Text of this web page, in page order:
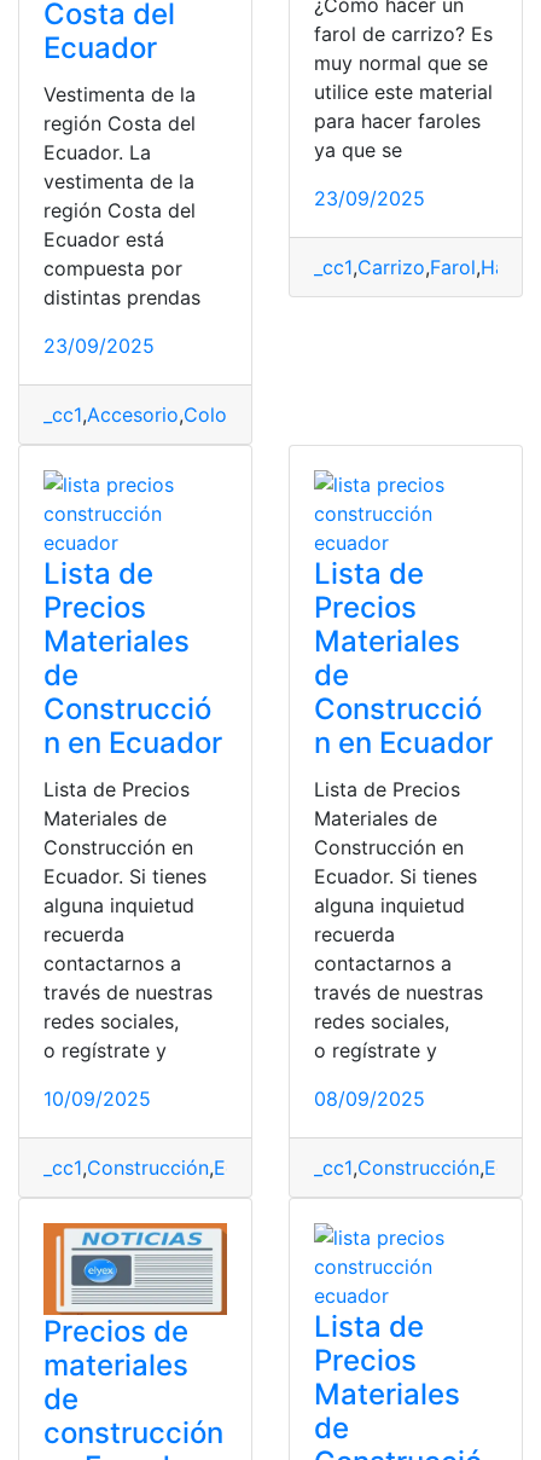
Costa del
Ecuador
Vestimenta de la
región Costa del
Ecuador. La
vestimenta de la
región Costa del
Ecuador está
compuesta por
distintas prendas
23/09/2025
_cc1,Accesorio,Color
farol de carrizo? Es
muy normal que se
utilice este material
para hacer faroles
ya que se
23/09/2025
_cc1,Carrizo,Farol,Hacer
Lista de
Precios
Materiales
de
Construcció
n en Ecuador
Lista de Precios
Materiales de
Construcción en
Ecuador. Si tienes
alguna inquietud
recuerda
contactarnos a
través de nuestras
redes sociales,
o regístrate y
10/09/2025
_cc1,Construcción,Ecuador Listado,Materiales,Precios
Lista de
Precios
Materiales
de
Construcció
n en Ecuador
Lista de Precios
Materiales de
Construcción en
Ecuador. Si tienes
alguna inquietud
recuerda
contactarnos a
través de nuestras
redes sociales,
o regístrate y
08/09/2025
_cc1,Construcción,
Precios de
materiales
de
construcción
Lista de
Precios
Materiales
de